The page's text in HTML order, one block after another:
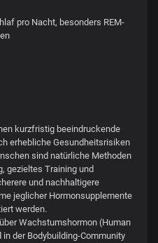
pro Nacht, besonders REM-
kurzfristig beeindruckende
erhebliche Gesundheitsrisiken
sind natürliche Methoden
gezieltes Training und
und nachhaltigere
jeglicher Hormonsupplemente
werden.
Wachstumshormon (Human
der Bodybuilding-Community